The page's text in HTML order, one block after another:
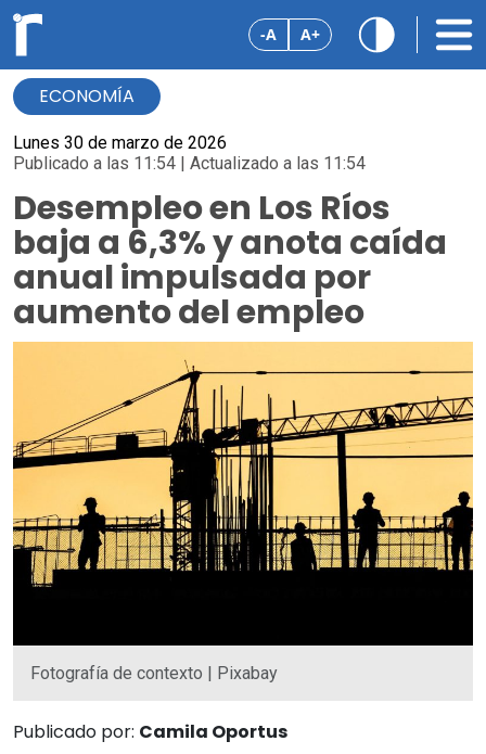
-A A+
ECONOMÍA
Lunes 30 de marzo de 2026
Publicado a las 11:54 | Actualizado a las 11:54
Desempleo en Los Ríos
baja a 6,3% y anota caída
anual impulsada por
aumento del empleo
Fotografía de contexto | Pixabay
Publicado por: Camila Oportus